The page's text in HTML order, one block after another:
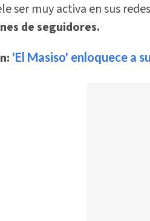
ser muy activa en sus
de seguidores.
'El Masiso' enloquece a